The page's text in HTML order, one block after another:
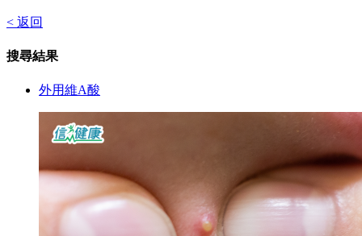
< 返回
搜尋結果
外用維A酸